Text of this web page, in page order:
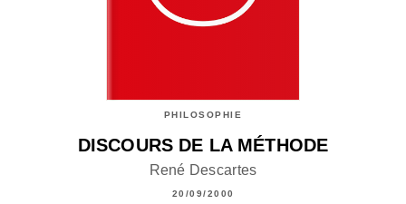
PHILOSOPHIE
DISCOURS DE LA MÉTHODE
René Descartes
20/09/2000